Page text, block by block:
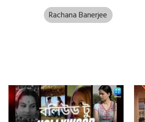
Rachana Banerjee